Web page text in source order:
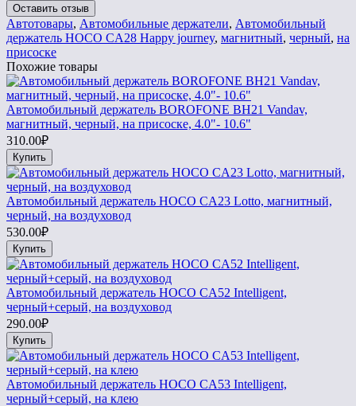
Оставить отзыв
Автотовары, Автомобильные держатели, Автомобильный
держатель HOCO CA28 Happy journey, магнитный, черный, на
присоске
Похожие товары
Автомобильный держатель BOROFONE BH21 Vandav,
магнитный, черный, на присоске, 4.0"- 10.6"
310.00₽
Купить
Автомобильный держатель HOCO CA23 Lotto, магнитный,
черный, на воздуховод
530.00₽
Купить
Автомобильный держатель HOCO CA52 Intelligent,
черный+серый, на воздуховод
290.00₽
Купить
Автомобильный держатель HOCO CA53 Intelligent,
черный+серый, на клею